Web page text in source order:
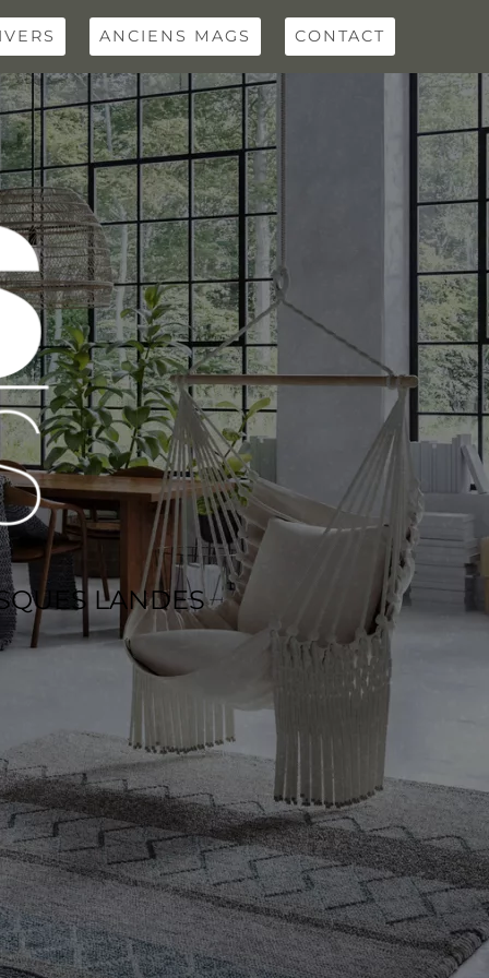
ANCIENS MAGS CONTACT
LANDES